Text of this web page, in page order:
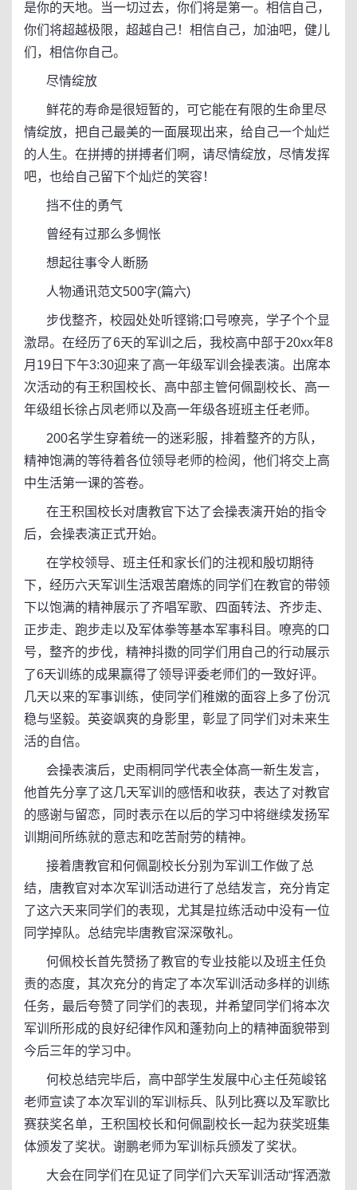
是你的天地。当一切过去，你们将是第一。相信自己，
你们将超越极限，超越自己！相信自己，加油吧，健儿
们，相信你自己。
尽情绽放
鲜花的寿命是很短暂的，可它能在有限的生命里尽
情绽放，把自己最美的一面展现出来，给自己一个灿烂
的人生。在拼搏的拼搏者们啊，请尽情绽放，尽情发挥
吧，也给自己留下个灿烂的笑容！
挡不住的勇气
曾经有过那么多惆怅
想起往事令人断肠
人物通讯范文500字(篇六)
步伐整齐，校园处处听铿锵;口号嘹亮，学子个个显
激昂。在经历了6天的军训之后，我校高中部于20xx年8
月19日下午3:30迎来了高一年级军训会操表演。出席本
次活动的有王积国校长、高中部主管何佩副校长、高一
年级组长徐占凤老师以及高一年级各班班主任老师。
200名学生穿着统一的迷彩服，排着整齐的方队，
精神饱满的等待着各位领导老师的检阅，他们将交上高
中生活第一课的答卷。
在王积国校长对唐教官下达了会操表演开始的指令
后，会操表演正式开始。
在学校领导、班主任和家长们的注视和殷切期待
下，经历六天军训生活艰苦磨炼的同学们在教官的带领
下以饱满的精神展示了齐唱军歌、四面转法、齐步走、
正步走、跑步走以及军体拳等基本军事科目。嘹亮的口
号，整齐的步伐，精神抖擞的同学们用自己的行动展示
了6天训练的成果赢得了领导评委老师们的一致好评。
几天以来的军事训练，使同学们稚嫩的面容上多了份沉
稳与坚毅。英姿飒爽的身影里，彰显了同学们对未来生
活的自信。
会操表演后，史雨桐同学代表全体高一新生发言，
他首先分享了这几天军训的感悟和收获，表达了对教官
的感谢与留恋，同时表示在以后的学习中将继续发扬军
训期间所练就的意志和吃苦耐劳的精神。
接着唐教官和何佩副校长分别为军训工作做了总
结，唐教官对本次军训活动进行了总结发言，充分肯定
了这六天来同学们的表现，尤其是拉练活动中没有一位
同学掉队。总结完毕唐教官深深敬礼。
何佩校长首先赞扬了教官的专业技能以及班主任负
责的态度，其次充分的肯定了本次军训活动多样的训练
任务，最后夸赞了同学们的表现，并希望同学们将本次
军训所形成的良好纪律作风和蓬勃向上的精神面貌带到
今后三年的学习中。
何校总结完毕后，高中部学生发展中心主任苑峻铭
老师宣读了本次军训的军训标兵、队列比赛以及军歌比
赛获奖名单，王积国校长和何佩副校长一起为获奖班集
体颁发了奖状。谢鹏老师为军训标兵颁发了奖状。
大会在同学们在见证了同学们六天军训活动“挥洒激